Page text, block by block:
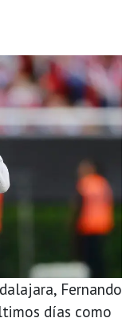
Fernando
días como